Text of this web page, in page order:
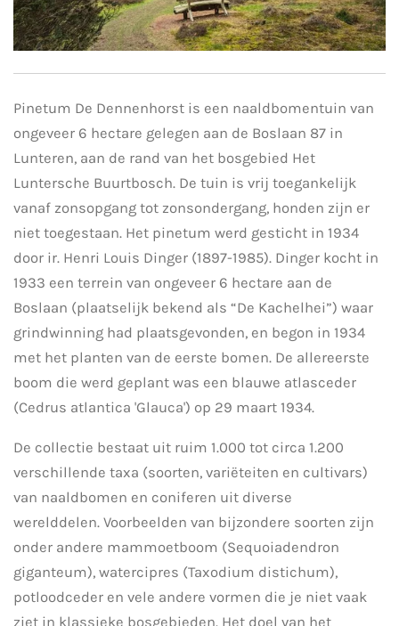
Pinetum De Dennenhorst is een naaldbomentuin van
ongeveer 6 hectare gelegen aan de Boslaan 87 in
Lunteren, aan de rand van het bosgebied Het
Luntersche Buurtbosch. De tuin is vrij toegankelijk
vanaf zonsopgang tot zonsondergang, honden zijn er
niet toegestaan. Het pinetum werd gesticht in 1934
door ir. Henri Louis Dinger (1897-1985). Dinger kocht in
1933 een terrein van ongeveer 6 hectare aan de
Boslaan (plaatselijk bekend als “De Kachelhei”) waar
grindwinning had plaatsgevonden, en begon in 1934
met het planten van de eerste bomen. De allereerste
boom die werd geplant was een blauwe atlasceder
(Cedrus atlantica 'Glauca') op 29 maart 1934.
De collectie bestaat uit ruim 1.000 tot circa 1.200
verschillende taxa (soorten, variëteiten en cultivars)
van naaldbomen en coniferen uit diverse
werelddelen. Voorbeelden van bijzondere soorten zijn
onder andere mammoetboom (Sequoiadendron
giganteum), watercipres (Taxodium distichum),
potloodceder en vele andere vormen die je niet vaak
ziet in klassieke bosgebieden. Het doel van het